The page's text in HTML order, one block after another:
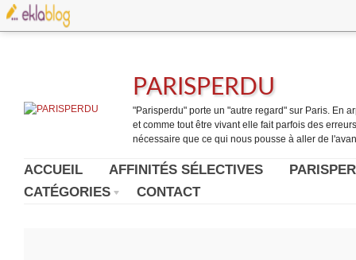
PARISPERDU
"Parisperdu" porte un "autre regard" sur Paris. En
et comme tout être vivant elle fait parfois des
nécessaire que ce qui nous pousse à aller de
ACCUEIL AFFINITÉS SÉLECTIVES
CATÉGORIES
CONTACT